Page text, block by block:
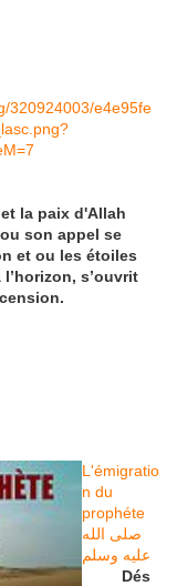
la paix d'Allah
son appel se
et ou les étoiles
s’ouvrit
L'émigratio
n du
prophéte
صلى الله
عليه وسلم
Dés